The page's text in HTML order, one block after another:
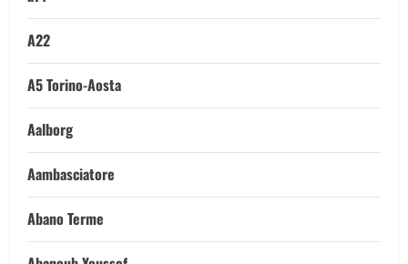
A22
A5 Torino-Aosta
Aalborg
Aambasciatore
Abano Terme